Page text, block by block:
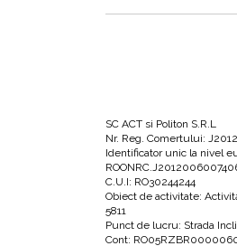
ești credibil. Iar
Autoritatea morală,
cel mai bun mod de
Ce model oferă liderii
• Smerenie și curaj
• Autenticitate și
• Empatie și
SC ACT si Politon S.R.L
Nr. Reg. Comertului:
Identificator unic la nivel
C.U.I: RO30244244
Obiect de activitate:
5811
Punct de lucru: Strada
Cont: